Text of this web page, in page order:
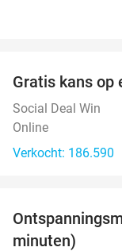
Gratis kans op
Social Deal Win
Online
Verkocht: 186.590
minuten)